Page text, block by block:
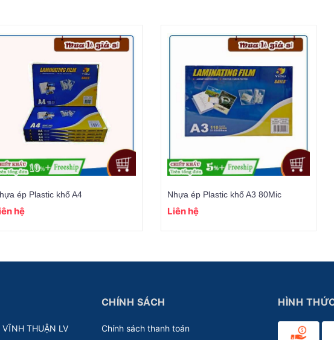
ép Plastic khổ A4
hệ
Nhựa ép Plastic khổ A3 80Mic
Liên hệ
THUẬN LV
CHÍNH SÁCH
Chính sách thanh toán
HÌNH